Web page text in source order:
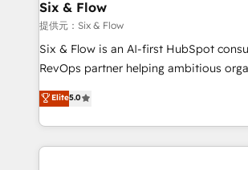
helps the following industries: logistics &
improvement & construction, branding
commercialization, real estate, health,
SaaS, Software Dev & IT and
the United States, EU, UAE, Mexico and
America. From casual user to super fan: make
Six & Flow
提供元：Six & Flow
Six & Flow is an AI-first HubSpot
RevOps partner helping ambitious
grow with clarity, confidence, and
Operating across the UK, Netherlands,
Canada, we’ve delivered thousands of
HubSpot projects for mid-market and
Elite5.0